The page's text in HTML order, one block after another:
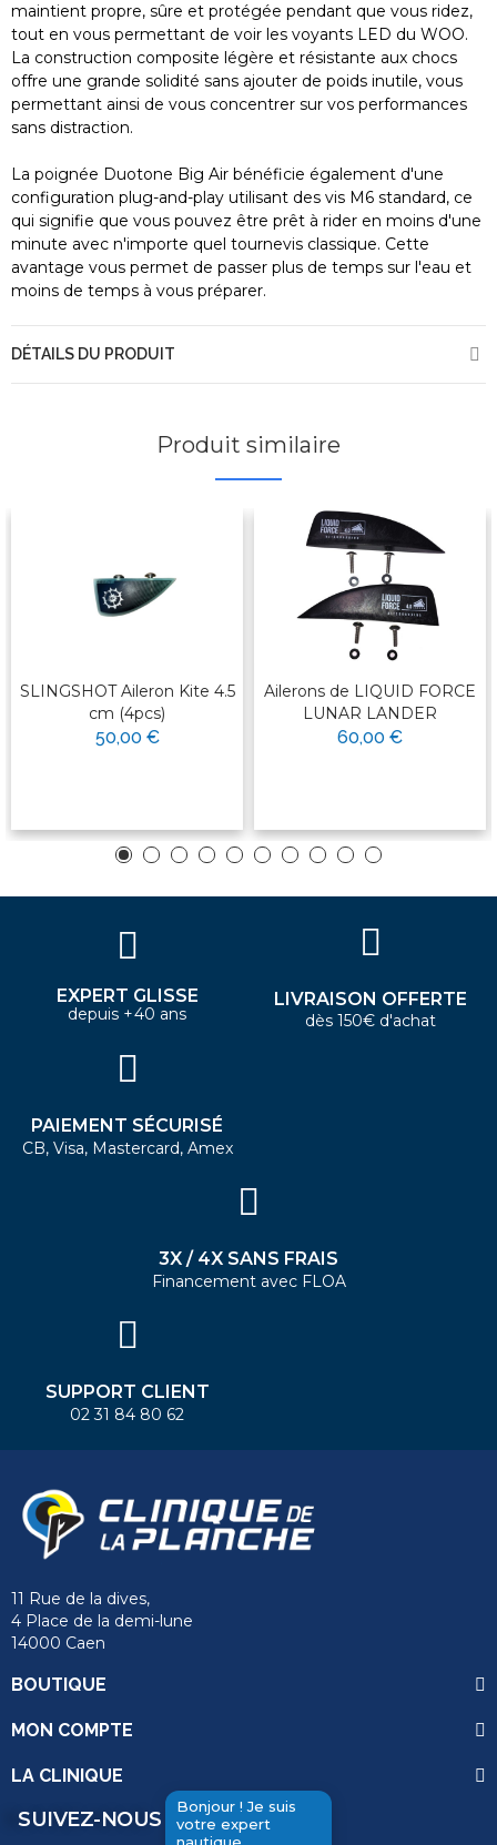
maintient propre, sûre et protégée pendant que vous ridez,
tout en vous permettant de voir les voyants LED du WOO.
La construction composite légère et résistante aux chocs
offre une grande solidité sans ajouter de poids inutile, vous
permettant ainsi de vous concentrer sur vos performances
sans distraction.
La poignée Duotone Big Air bénéficie également d'une
configuration plug-and-play utilisant des vis M6 standard, ce
qui signifie que vous pouvez être prêt à rider en moins d'une
minute avec n'importe quel tournevis classique. Cette
avantage vous permet de passer plus de temps sur l'eau et
moins de temps à vous préparer.
DÉTAILS DU PRODUIT
Produit similaire
SLINGSHOT Aileron Kite 4.5
cm (4pcs)
50,00 €
Ailerons de LIQUID FORCE
LUNAR LANDER
60,00 €
Bonjour ! Je suis
votre expert
EXPERT GLISSE
depuis +40 ans
LIVRAISON OFFERTE
dès 150€ d'achat
PAIEMENT SÉCURISÉ
CB, Visa, Mastercard, Amex
3X / 4X SANS FRAIS
Financement avec FLOA
SUPPORT CLIENT
02 31 84 80 62
11 Rue de la dives,
4 Place de la demi-lune
14000 Caen
BOUTIQUE
MON COMPTE
LA CLINIQUE
SUIVEZ-NOUS